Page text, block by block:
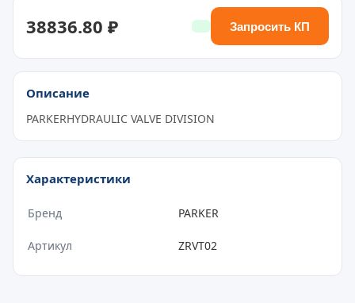
38836.80 ₽ Запросить КП
Описание
PARKERHYDRAULIC VALVE DIVISION
Характеристики
Бренд PARKER
Артикул ZRVT02